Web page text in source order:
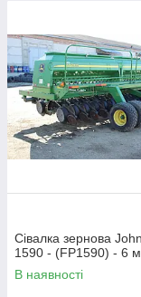
Сівалка зернова
1590 - (FP1590) - 6
В наявності